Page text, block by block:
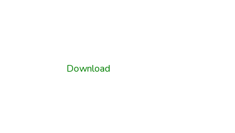
Download